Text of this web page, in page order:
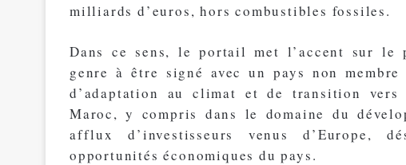
milliards d’euros, hors combustibles fossiles.
Dans ce sens, le portail met l’accent sur le
genre à être signé avec un pays non
d’adaptation au climat et de transition
Maroc, y compris dans le domaine du
afflux d’investisseurs venus d’Europe,
opportunités économiques du pays.